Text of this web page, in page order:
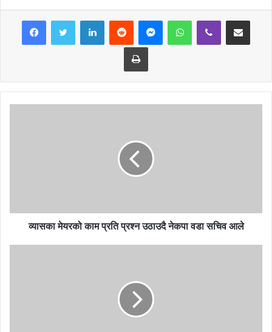
LinkedInReddit MessengerWhatsAppViber Share via Email
Print
व्यासका मेयरको काम प्रति प्रश्न उठाउदै नेकपा वडा सचिव आले